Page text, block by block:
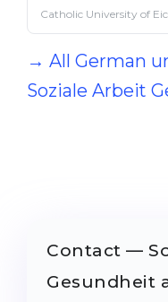
Catholic University of
→ All German
Soziale Arbeit
Contact —
Gesundheit